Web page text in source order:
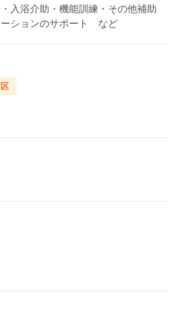
入浴介助・機能訓練・その他補助
ーションのサポート など